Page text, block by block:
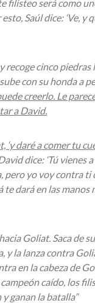
filisteo será como
Saúl dice: ‘Ve, y
recoge cinco piedras
con su honda a
creerlo. Le
a David.
‘y daré a comer tu
dice: ‘Tú vienes
pero yo voy contra ti
te dará en las manos
Goliat. Saca de
y la lanza contra
en la cabeza de
caído, los
ganan la batalla”